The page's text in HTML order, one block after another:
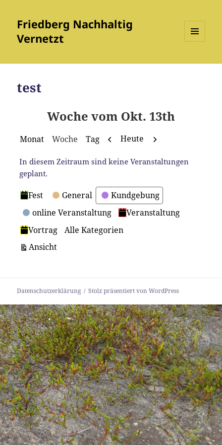
Friedberg Nachhaltig
Vernetzt
WIDGETS
test
Woche vom Okt. 13th
Monat Woche Tag Zurück
Heute Weiter
In diesem Zeitraum sind keine Veranstaltungen
geplant.
Kategorien
Fest General
Kundgebung
online Veranstaltung
Veranstaltung
Vortrag
Alle Kategorien
Ansichtausdrucken
Datenschutzerklärung Stolz präsentiert von WordPress